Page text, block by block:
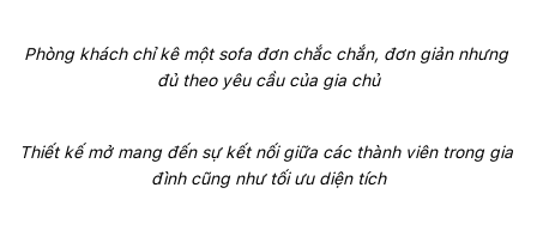
Phòng khách chỉ kê một sofa đơn chắc chắn, đơn giản nhưng
đủ theo yêu cầu của gia chủ
Thiết kế mở mang đến sự kết nối giữa các thành viên trong gia
đình cũng như tối ưu diện tích